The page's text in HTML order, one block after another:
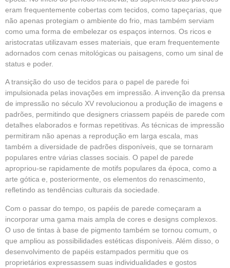
eram frequentemente cobertas com tecidos, como tapeçarias, que
não apenas protegiam o ambiente do frio, mas também serviam
como uma forma de embelezar os espaços internos. Os ricos e
aristocratas utilizavam esses materiais, que eram frequentemente
adornados com cenas mitológicas ou paisagens, como um sinal de
status e poder.
A transição do uso de tecidos para o papel de parede foi
impulsionada pelas inovações em impressão. A invenção da prensa
de impressão no século XV revolucionou a produção de imagens e
padrões, permitindo que designers criassem papéis de parede com
detalhes elaborados e formas repetitivas. As técnicas de impressão
permitiram não apenas a reprodução em larga escala, mas
também a diversidade de padrões disponíveis, que se tornaram
populares entre várias classes sociais. O papel de parede
apropriou-se rapidamente de motifs populares da época, como a
arte gótica e, posteriormente, os elementos do renascimento,
refletindo as tendências culturais da sociedade.
Com o passar do tempo, os papéis de parede começaram a
incorporar uma gama mais ampla de cores e designs complexos.
O uso de tintas à base de pigmento também se tornou comum, o
que ampliou as possibilidades estéticas disponíveis. Além disso, o
desenvolvimento de papéis estampados permitiu que os
proprietários expressassem suas individualidades e gostos